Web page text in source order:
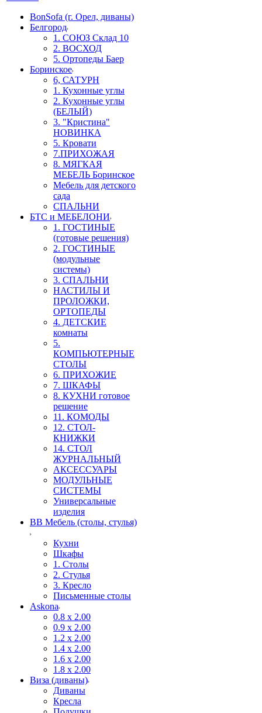
BonSofa (г. Орел, диваны)
Белгород
1. СОЮЗ Склад 10
2. ВОСХОД
5. Ортопеды Баер
Боринское
6, САТУРН
1. Кухонные углы
2. Кухонные углы
(БЕЛЫЙ)
3. "Кристина"
НОВИНКА
5. Кровати
7.ПРИХОЖАЯ
8. МЯГКАЯ
МЕБЕЛЬ Боринское
Мебель для детского
сада
СПАЛЬНИ
БТС и МЕБЕЛОНИ
1. ГОСТИНЫЕ
(готовые решения)
2. ГОСТИНЫЕ
(модульные
системы)
3. СПАЛЬНИ
НАСТИЛЫ И
ПРОЛОЖКИ,
ОРТОПЕДЫ
4. ДЕТСКИЕ
комнаты
5.
КОМПЬЮТЕРНЫЕ
СТОЛЫ
6. ПРИХОЖИЕ
7. ШКАФЫ
8. КУХНИ готовое
решение
11. КОМОДЫ
12. СТОЛ-
КНИЖКИ
14. СТОЛ
ЖУРНАЛЬНЫЙ
АКСЕССУАРЫ
МОДУЛЬНЫЕ
СИСТЕМЫ
Универсальные
изделия
ВВ Мебель (столы, стулья)
Кухни
Шкафы
1. Столы
2. Стулья
3. Кресло
Письменные столы
Askona
0.8 х 2.00
0.9 х 2.00
1.2 х 2.00
1.4 х 2.00
1.6 х 2.00
1.8 х 2.00
Виза (диваны)
Диваны
Кресла